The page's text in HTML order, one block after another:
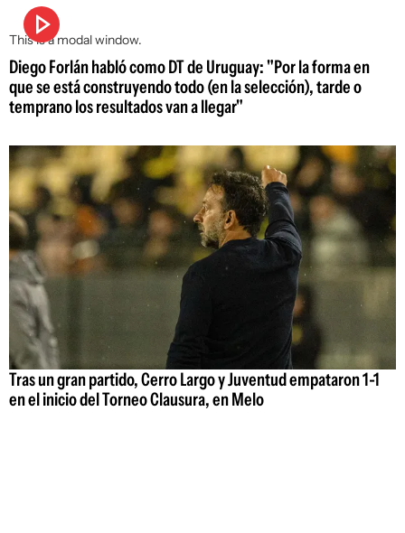
This is a modal window.
Diego Forlán habló como DT de Uruguay: "Por la forma en
que se está construyendo todo (en la selección), tarde o
temprano los resultados van a llegar"
Tras un gran partido, Cerro Largo y Juventud empataron 1-1
en el inicio del Torneo Clausura, en Melo